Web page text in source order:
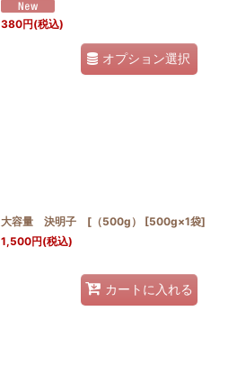
380円(税込)
オプション選択
大容量 決明子 [（500g） [500g×1袋]
1,500円(税込)
カートに入れる